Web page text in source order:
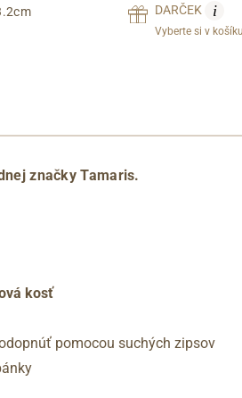
DARČEK i
Vyberte si v
značky Tamaris.
kosť
pomocou suchých zipsov